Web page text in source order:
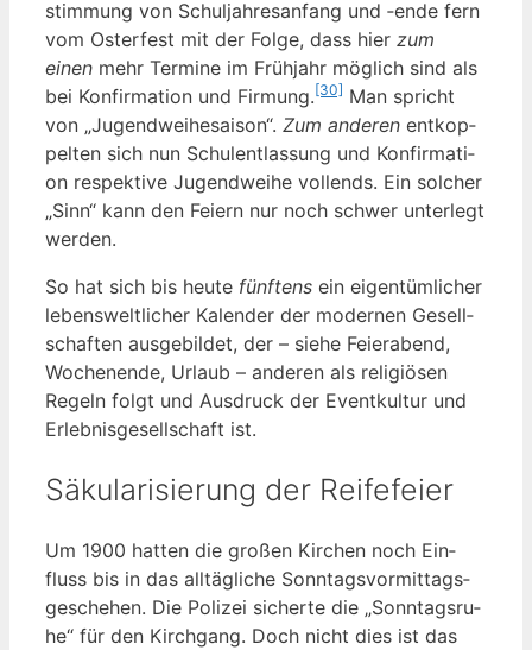
stim­mung von Schul­jah­res­an­fang und ‑ende fern
vom Oster­fest mit der Fol­ge, dass hier zum
einen mehr Ter­mi­ne im Früh­jahr mög­lich sind als
bei Kon­fir­ma­ti­on und Fir­mung.[30] Man spricht
von „Jugend­wei­he­sai­son“. Zum ande­ren ent­kop­
pel­ten sich nun Schul­ent­las­sung und Kon­fir­ma­ti­
on respek­ti­ve Jugend­wei­he voll­ends. Ein sol­cher
„Sinn“ kann den Fei­ern nur noch schwer unter­legt
werden.
So hat sich bis heu­te fünf­tens ein eigen­tüm­li­cher
lebens­welt­li­cher Kalen­der der moder­nen Gesell­
schaf­ten aus­ge­bil­det, der – sie­he Fei­er­abend,
Wochen­en­de, Urlaub – ande­ren als reli­giö­sen
Regeln folgt und Aus­druck der Event­kul­tur und
Erleb­nis­ge­sell­schaft ist.
Säkularisierung der Reifefeier
Um 1900 hat­ten die gro­ßen Kir­chen noch Ein­
fluss bis in das all­täg­li­che Sonn­tags­vor­mit­tags­
ge­sche­hen. Die Poli­zei sicher­te die „Sonn­tags­ru­
he“ für den Kirch­gang. Doch nicht dies ist das